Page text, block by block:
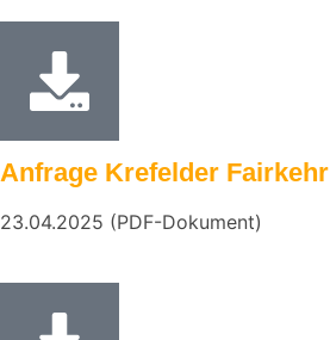
Anfrage Krefelder Fairkehr
23.04.2025 (PDF-Dokument)